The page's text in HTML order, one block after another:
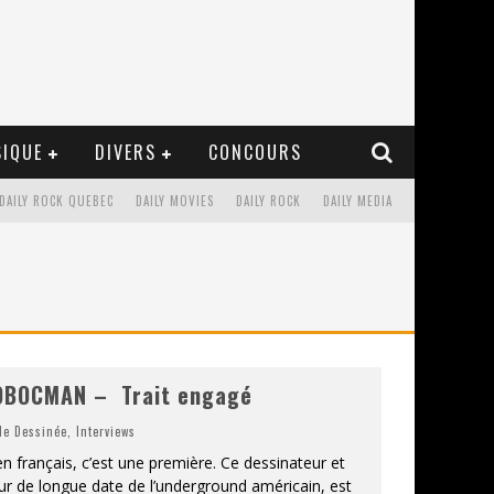
DIVERS CONCOURS
DAILY MEDIA
DAILY ROCK
DAILY MOVIES
DAILY ROCK QUEBEC
– Trait engagé
Dessinée ,Interviews
français, c’est une première. Ce dessinateur et
de longue date de l’underground américain, est